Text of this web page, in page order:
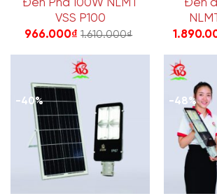
Đèn Pha 100W NLMT
VSS P100
966.000₫ 1.610.000₫
Đèn
-40% -48%